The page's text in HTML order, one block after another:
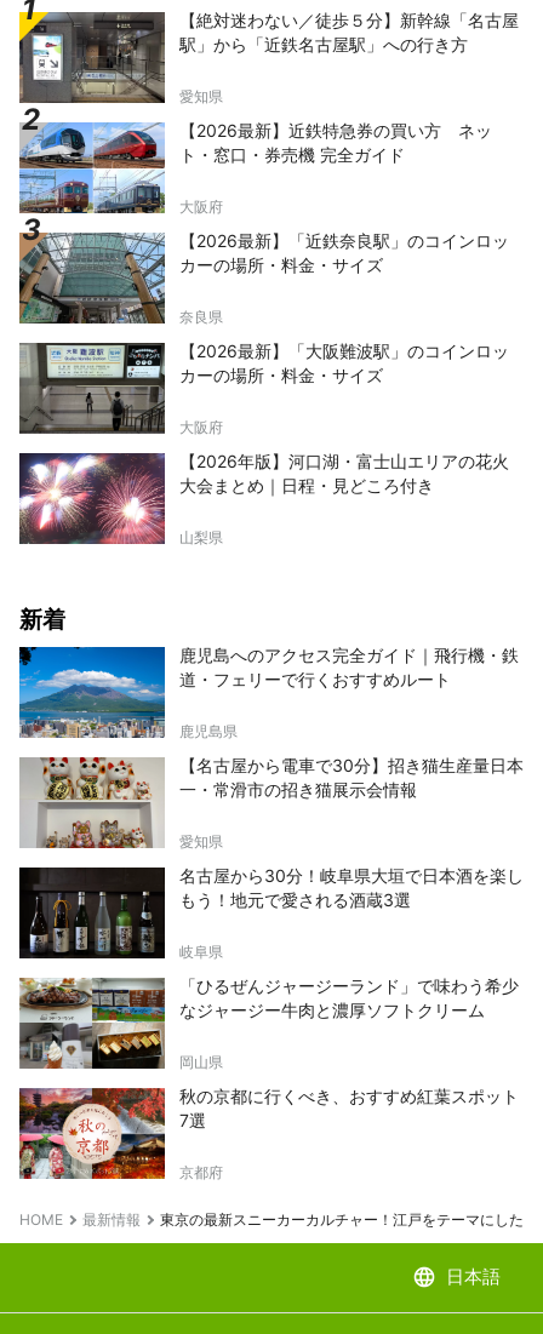
【絶対迷わない／徒歩５分】新幹線「名古屋
駅」から「近鉄名古屋駅」への行き方
愛知県
【2026最新】近鉄特急券の買い方 ネッ
ト・窓口・券売機 完全ガイド
大阪府
【2026最新】「近鉄奈良駅」のコインロッ
カーの場所・料金・サイズ
奈良県
【2026最新】「大阪難波駅」のコインロッ
カーの場所・料金・サイズ
大阪府
【2026年版】河口湖・富士山エリアの花火
大会まとめ｜日程・見どころ付き
山梨県
新着
鹿児島へのアクセス完全ガイド｜飛行機・鉄
道・フェリーで行くおすすめルート
鹿児島県
【名古屋から電車で30分】招き猫生産量日本
一・常滑市の招き猫展示会情報
愛知県
名古屋から30分！岐阜県大垣で日本酒を楽し
もう！地元で愛される酒蔵3選
岐阜県
「ひるぜんジャージーランド」で味わう希少
なジャージー牛肉と濃厚ソフトクリーム
岡山県
秋の京都に行くべき、おすすめ紅葉スポット
7選
京都府
HOME 最新情報 東京の最新スニーカーカルチャー！江戸をテーマにした
language 日本語